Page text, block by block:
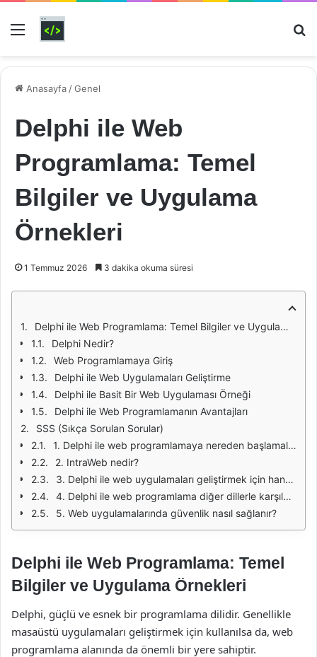
Menü
Anasayfa /Genel
Delphi ile Web
Programlama: Temel
Bilgiler ve Uygulama
Örnekleri
1 Temmuz 2026 3 dakika okuma süresi
Delphi ile Web Programlama: Temel Bilgiler ve Uygulama Örnekleri
Delphi Nedir?
Web Programlamaya Giriş
Delphi ile Web Uygulamaları Geliştirme
Delphi ile Basit Bir Web Uygulaması Örneği
Delphi ile Web Programlamanın Avantajları
SSS (Sıkça Sorulan Sorular)
1. Delphi ile web programlamaya nereden başlamalıyım?
2. IntraWeb nedir?
3. Delphi ile web uygulamaları geliştirmek için hangi kütüphaneleri kullanmalıyım?
4. Delphi ile web programlama diğer dillerle karşılaştırıldığında ne gibi avantajlar sunar?
5. Web uygulamalarında güvenlik nasıl sağlanır?
Delphi ile Web Programlama: Temel
Bilgiler ve Uygulama Örnekleri
Delphi, güçlü ve esnek bir programlama dilidir. Genellikle
masaüstü uygulamaları geliştirmek için kullanılsa da, web
programlama alanında da önemli bir yere sahiptir.